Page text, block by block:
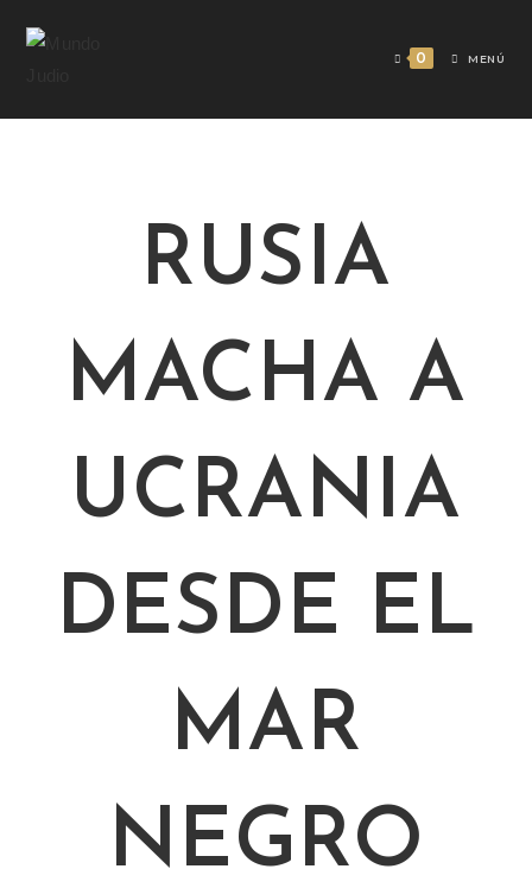
0 MENÚ
RUSIA
MACHA A
UCRANIA
DESDE EL
MAR
NEGRO